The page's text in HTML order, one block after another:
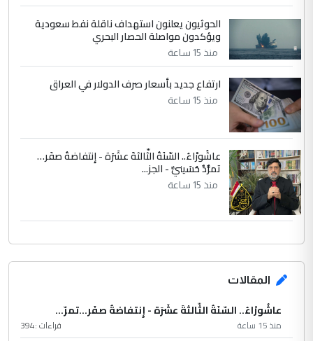
الحوثيون يعلنون استهداف ناقلة نفط سعودية
ويؤكدون مواصلة الحصار البحري
منذ 15 ساعة
ارتفاع جديد بأسعار صرف الدولار في العراق
منذ 15 ساعة
عاشُورْاءُ.. السّنَةُ الثّالثةَ عشَرَة - إِنتفاضةُ صفَر…
تمرُّدٌ حُسَينيٌّ - الجز...
منذ 15 ساعة
المقالات
عاشُورْاءُ.. السّنَةُ الثّالثةَ عشَرَة - إِنتفاضةُ صفَر…تمرّ...
منذ 15 ساعة قراءات :394